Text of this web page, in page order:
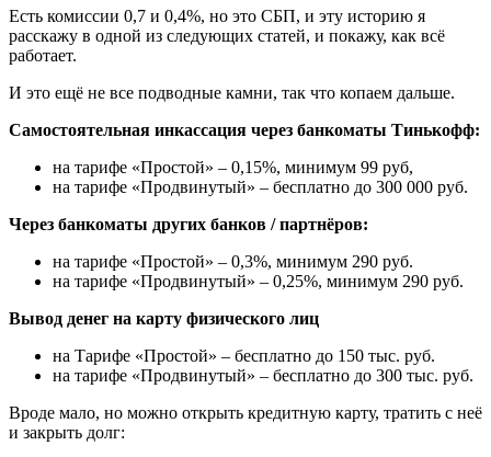
Есть комиссии 0,7 и 0,4%, но это СБП, и эту историю я
расскажу в одной из следующих статей, и покажу, как всё
работает.
И это ещё не все подводные камни, так что копаем дальше.
Самостоятельная инкассация через банкоматы Тинькофф:
на тарифе «Простой» – 0,15%, минимум 99 руб,
на тарифе «Продвинутый» – бесплатно до 300 000 руб.
Через банкоматы других банков / партнёров:
на тарифе «Простой» – 0,3%, минимум 290 руб.
на тарифе «Продвинутый» – 0,25%, минимум 290 руб.
Вывод денег на карту физического лиц
на Тарифе «Простой» – бесплатно до 150 тыс. руб.
на тарифе «Продвинутый» – бесплатно до 300 тыс. руб.
Вроде мало, но можно открыть кредитную карту, тратить с неё
и закрыть долг: